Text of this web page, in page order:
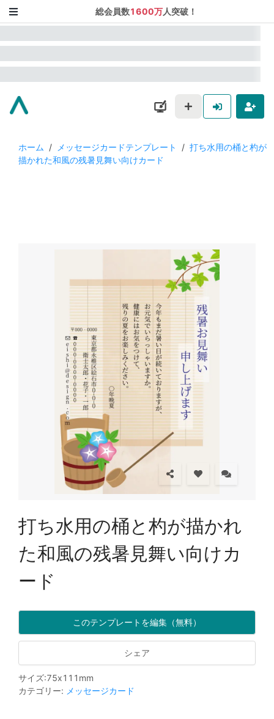
総会員数1600万人突破！
ホーム / メッセージカードテンプレート / 打ち水用の桶と杓が
描かれた和風の残暑見舞い向けカード
打ち水用の桶と杓が描かれ
た和風の残暑見舞い向けカ
ード
このテンプレートを編集（無料）
シェア
サイズ:75x111 mm
カテゴリー: メッセージカード